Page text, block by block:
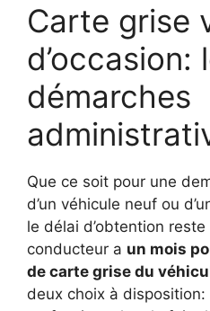
Carte grise
d’occasion:
démarches
Que ce soit pour une
d’un véhicule neuf ou
le délai d’obtention
conducteur a un mois
de carte grise du
deux choix à disposition: